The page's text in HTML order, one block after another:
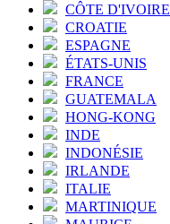
CÔTE D'IVOIRE
CROATIE
ESPAGNE
ÉTATS-UNIS
FRANCE
GUATEMALA
HONG-KONG
INDE
INDONÉSIE
IRLANDE
ITALIE
MARTINIQUE